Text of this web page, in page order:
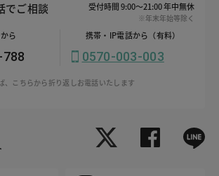
でご相談 受付時間 9:00～21:00 年中無休
※年末年始等除く
ら 携帯・IP電話から（有料）
0570-003-003
、こちらから折り返しお電話いたします